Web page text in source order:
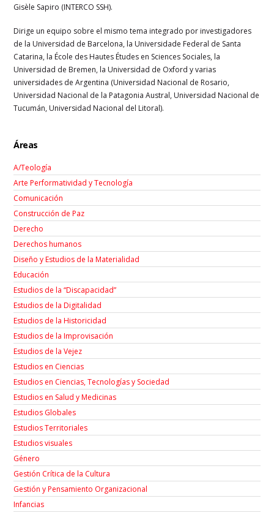
Gisèle Sapiro (INTERCO SSH).
Dirige un equipo sobre el mismo tema integrado por investigadores
de la Universidad de Barcelona, la Universidade Federal de Santa
Catarina, la École des Hautes Études en Sciences Sociales, la
Universidad de Bremen, la Universidad de Oxford y varias
universidades de Argentina (Universidad Nacional de Rosario,
Universidad Nacional de la Patagonia Austral, Universidad Nacional de
Tucumán, Universidad Nacional del Litoral).
Áreas
A/Teología
Arte Performatividad y Tecnología
Comunicación
Construcción de Paz
Derecho
Derechos humanos
Diseño y Estudios de la Materialidad
Educación
Estudios de la “Discapacidad”
Estudios de la Digitalidad
Estudios de la Historicidad
Estudios de la Improvisación
Estudios de la Vejez
Estudios en Ciencias
Estudios en Ciencias, Tecnologías y Sociedad
Estudios en Salud y Medicinas
Estudios Globales
Estudios Territoriales
Estudios visuales
Género
Gestión Crítica de la Cultura
Gestión y Pensamiento Organizacional
Infancias